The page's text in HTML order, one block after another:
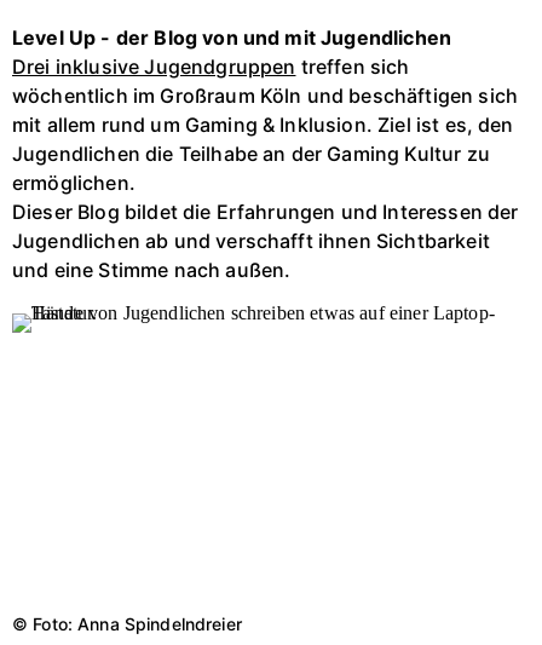
Level Up - der Blog von und mit Jugendlichen
Drei inklusive Jugendgruppen treffen sich
wöchentlich im Großraum Köln und beschäftigen sich
mit allem rund um Gaming & Inklusion. Ziel ist es, den
Jugendlichen die Teilhabe an der Gaming Kultur zu
ermöglichen.
Dieser Blog bildet die Erfahrungen und Interessen der
Jugendlichen ab und verschafft ihnen Sichtbarkeit
und eine Stimme nach außen.
© Foto: Anna Spindelndreier